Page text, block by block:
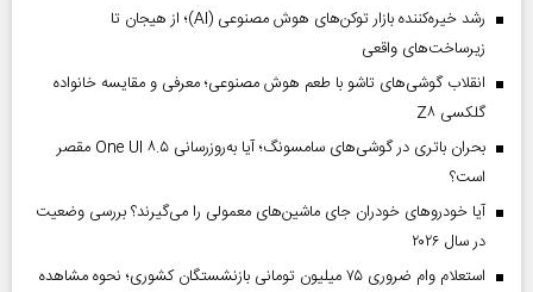
رشد خیره‌کننده بازار توکن‌های هوش مصنوعی (AI)؛ از هیجان تا
زیرساخت‌های واقعی
انقلاب گوشی‌های تاشو‌ با طعم هوش مصنوعی؛ معرفی و مقایسه خانواده
گلکسی Z۸
بحران باتری در گوشی‌های سامسونگ؛ آیا به‌روزرسانی One UI ۸.۵ مقصر
است؟
آیا خودروهای خودران جای ماشین‌های معمولی را می‌گیرند؟ بررسی وضعیت
در سال ۲۰۲۶
استعلام وام ضروری ۷۵ میلیون تومانی بازنشستگان کشوری؛ نحوه مشاهده